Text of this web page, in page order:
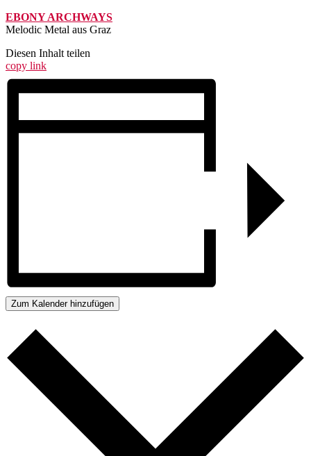
EBONY ARCHWAYS
Melodic Metal aus Graz
Diesen Inhalt teilen
copy link
Zum Kalender hinzufügen